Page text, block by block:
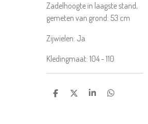
Zadelhoogte in laagste stand,
gemeten van grond: 53 cm
Zijwielen: Ja
Kledingmaat: 104 - 110
DELENDEEL SHAREDELEN